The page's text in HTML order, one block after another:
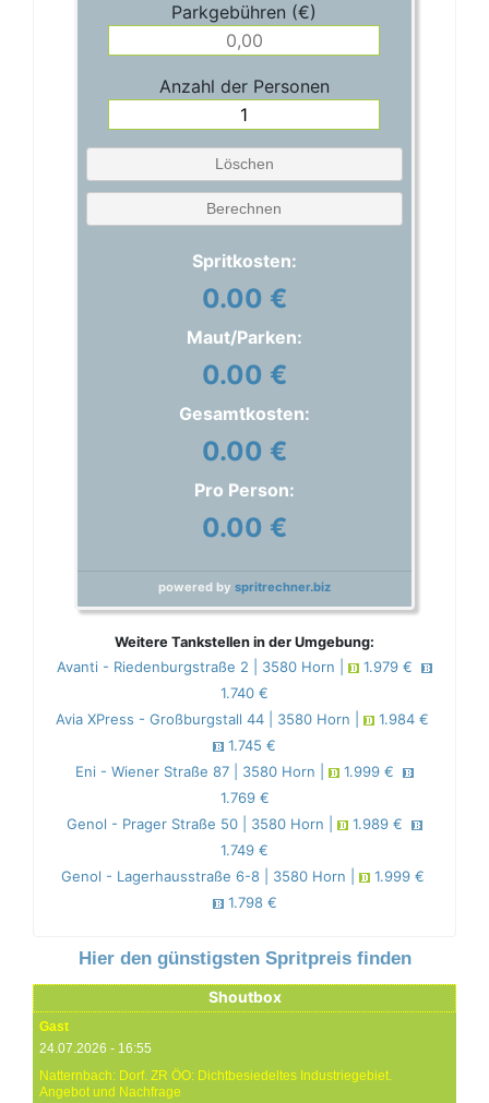
Parkgebühren (€)
Anzahl der Personen
Löschen
Berechnen
Spritkosten:
0.00 €
Maut/Parken:
0.00 €
Gesamtkosten:
0.00 €
Pro Person:
0.00 €
powered by spritrechner.biz
Weitere Tankstellen in der Umgebung:
Avanti - Riedenburgstraße 2 | 3580 Horn |
1.979 €
1.740 €
Avia XPress - Großburgstall 44 | 3580 Horn |
1.984 €
1.745 €
Eni - Wiener Straße 87 | 3580 Horn |
1.999 €
1.769 €
Genol - Prager Straße 50 | 3580 Horn |
1.989 €
1.749 €
Genol - Lagerhausstraße 6-8 | 3580 Horn |
1.999 €
1.798 €
Hier den günstigsten Spritpreis finden
Shoutbox
Gast
24.07.2026 - 16:55
Natternbach: Dorf. ZR ÖO: Dichtbesiedeltes Industriegebiet.
Angebot und Nachfrage